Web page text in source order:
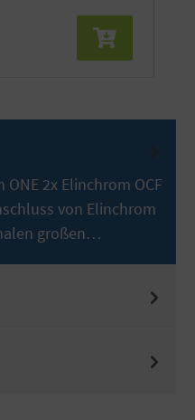
2x Elinchrom OCF
von Elinchrom
großen…